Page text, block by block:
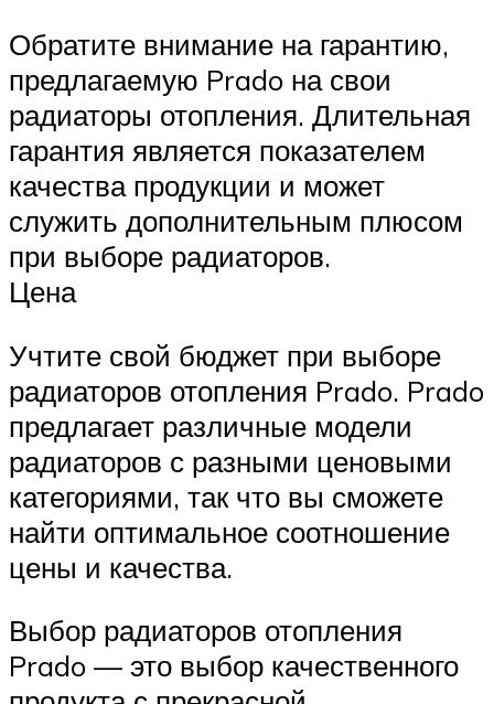
Обратите внимание на гарантию,
предлагаемую Prado на свои
радиаторы отопления. Длительная
гарантия является показателем
качества продукции и может
служить дополнительным плюсом
при выборе радиаторов.
Цена
Учтите свой бюджет при выборе
радиаторов отопления Prado. Prado
предлагает различные модели
радиаторов с разными ценовыми
категориями, так что вы сможете
найти оптимальное соотношение
цены и качества.
Выбор радиаторов отопления
Prado — это выбор качественного